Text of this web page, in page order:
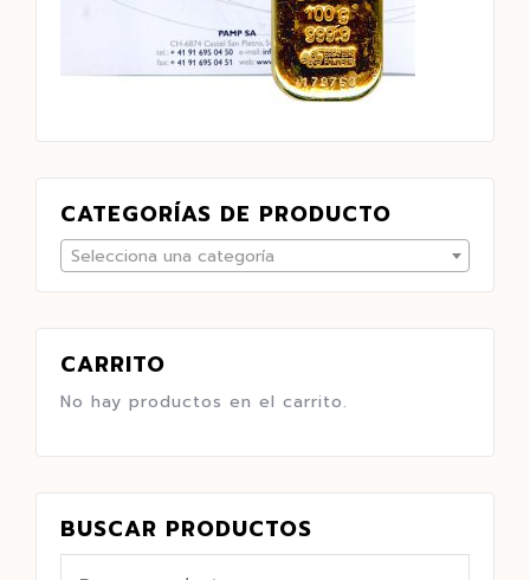
CATEGORÍAS DE PRODUCTO
Selecciona una categoría
CARRITO
No hay productos en el carrito.
BUSCAR PRODUCTOS